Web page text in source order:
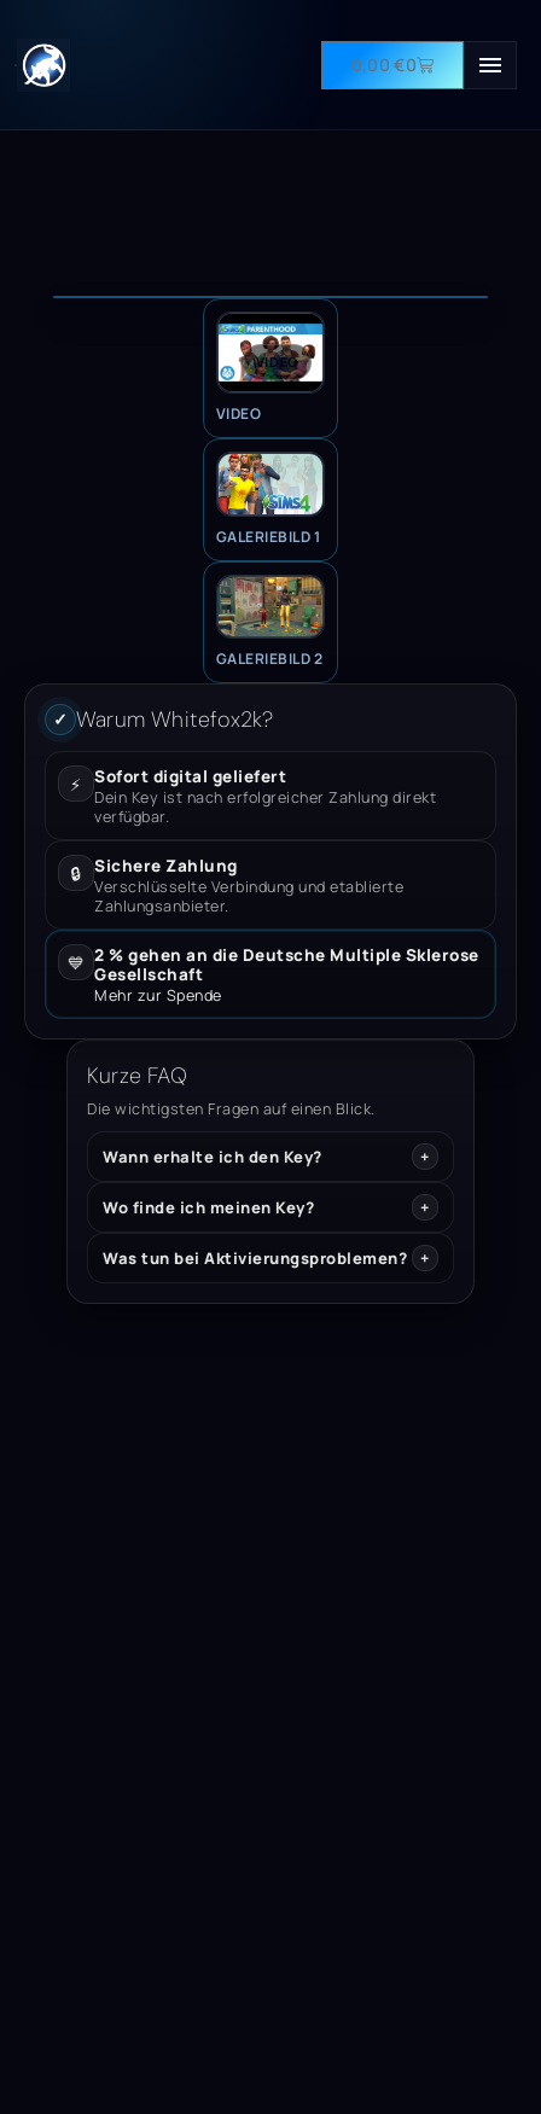
0,00€0
VIDEO
VIDEO
GALERIEBILD 1
GALERIEBILD 2
✓ Warum Whitefox2k?
⚡ Sofort digital geliefert
Dein Key ist nach erfolgreicher Zahlung direkt
verfügbar.
🔒 Sichere Zahlung
Verschlüsselte Verbindung und etablierte
Zahlungsanbieter.
💙 2 % gehen an die Deutsche Multiple Sklerose
Gesellschaft
Mehr zur Spende
Kurze FAQ
Die wichtigsten Fragen auf einen Blick.
Wann erhalte ich den Key?
Wo finde ich meinen Key?
Was tun bei Aktivierungsproblemen?